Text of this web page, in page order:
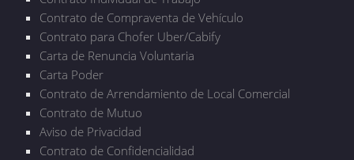
Contrato de Compraventa de Vehículo
Contrato para Chofer Uber/Cabify
Carta de Renuncia Voluntaria
Carta Poder
Contrato de Arrendamiento de Local Comercial
Contrato de Mutuo
Aviso de Privacidad
Contrato de Confidencialidad